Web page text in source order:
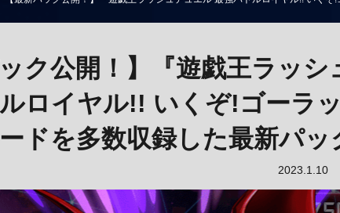
ック公開！】『遊戯王ラッ
ロイヤル!! いくぞ!ゴーラ
ドを多数収録した最新パッ
2023.1.10